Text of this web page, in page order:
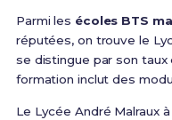
Parmi les écoles BTS
réputées, on trouve le
se distingue par son
formation inclut des
Le Lycée André Malraux